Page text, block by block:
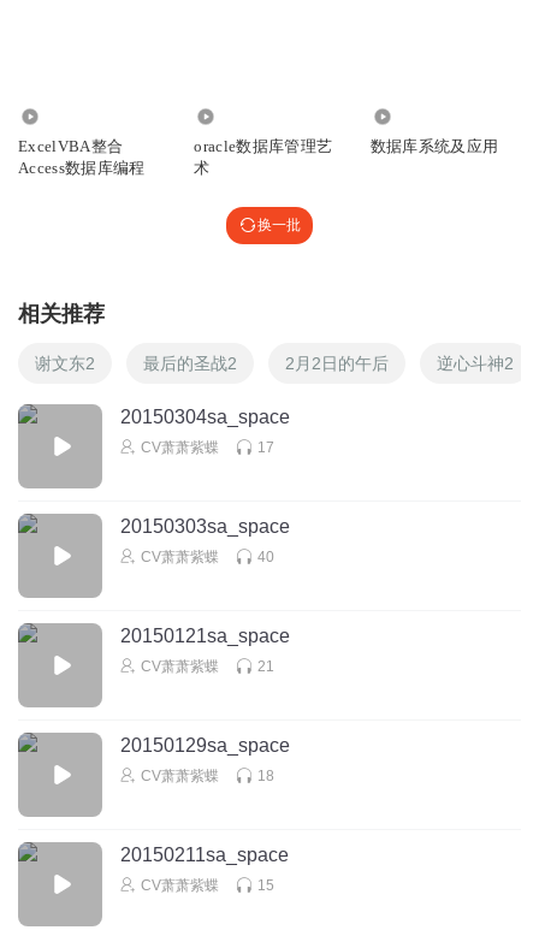
ExcelVBA整合
Access数据库编程
oracle数据库管理艺
术
数据库系统及应用
换一批
相关推荐
谢文东2 最后的圣战2 2月2日的午后 逆心斗神2
20150304sa_space
CV萧萧紫蝶 17
20150303sa_space
CV萧萧紫蝶 40
20150121sa_space
CV萧萧紫蝶 21
20150129sa_space
CV萧萧紫蝶 18
20150211sa_space
CV萧萧紫蝶 15